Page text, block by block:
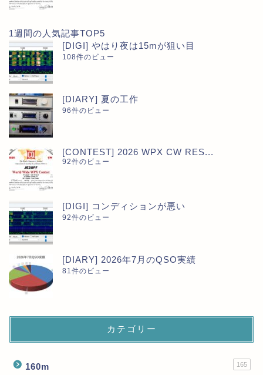
1週間の人気記事TOP5
[DIGI] やはり夜は15mが狙い目
108件のビュー
[DIARY] 夏の工作
96件のビュー
[CONTEST] 2026 WPX CW RES...
92件のビュー
[DIGI] コンディションが悪い
92件のビュー
[DIARY] 2026年7月のQSO実績
81件のビュー
カテゴリー
160m 165